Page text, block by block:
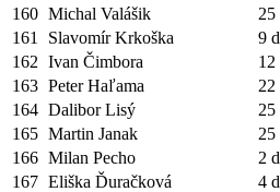
160 Michal Valášik 25
161
Slavomír Krkoška 9
162 Ivan Čimbora 12
163 Peter Haľama 22
164 Dalibor Lisý 25
165 Martin Janak 25
166 Milan Pecho 2
167 Eliška Ďuračková 4